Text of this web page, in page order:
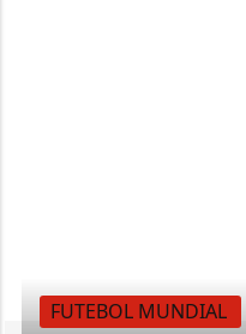
FUTEBOL MUNDIAL